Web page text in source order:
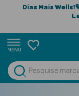
Dias Mais Wells!
MENU
Ver Tudo